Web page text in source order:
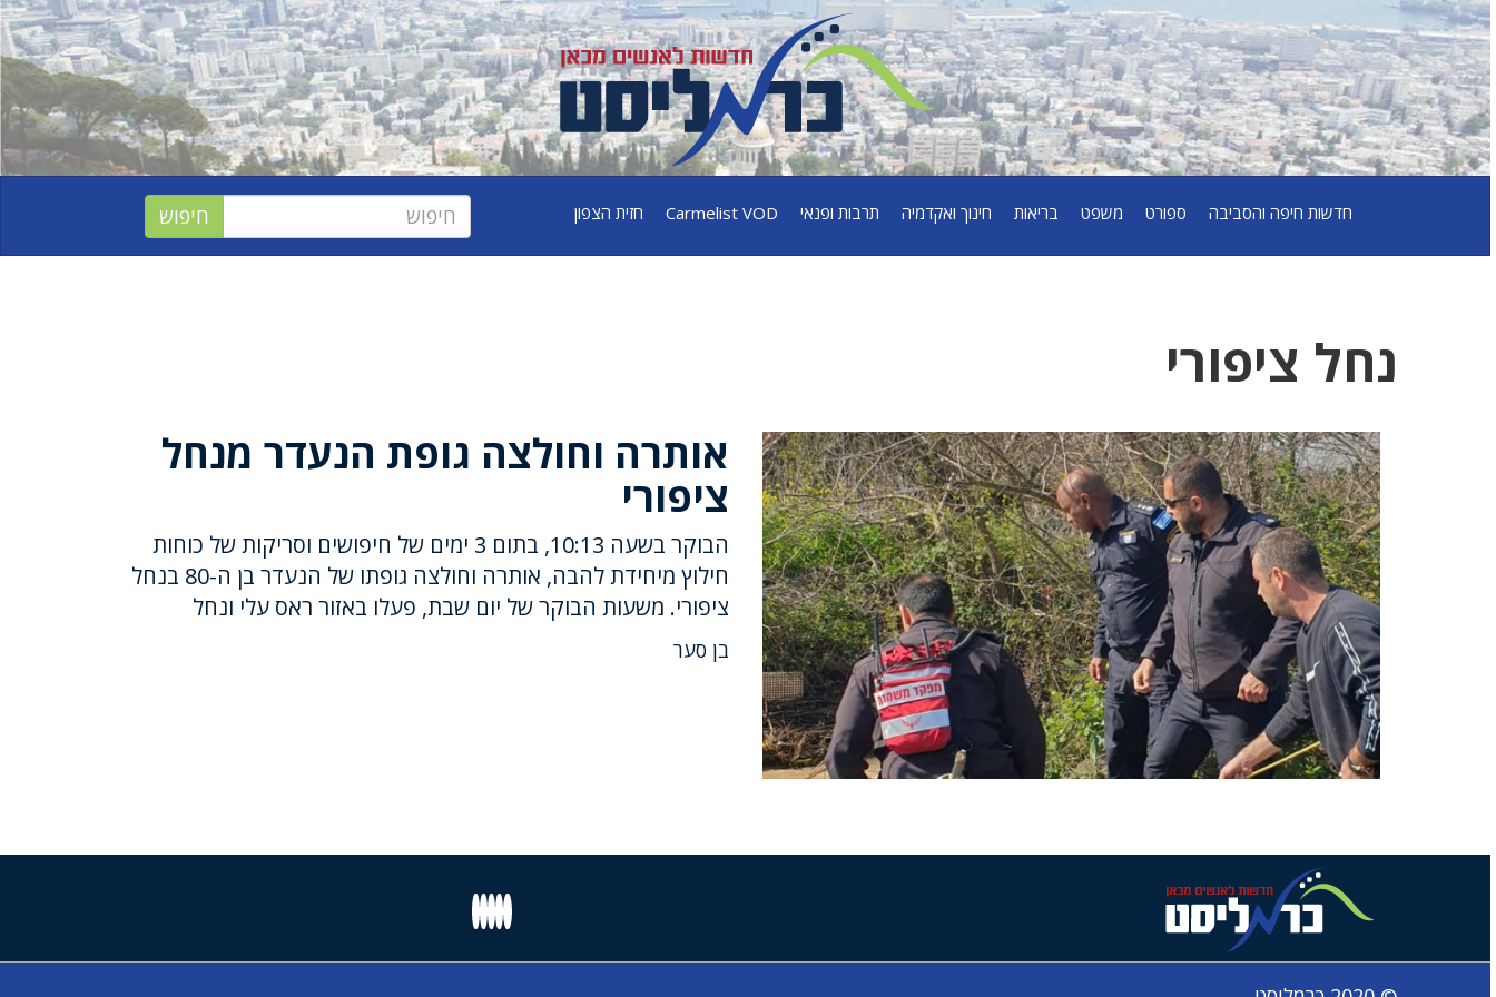
חדשות חיפה והסביבה ספורט משפט בריאות חינוך ואקדמיה תרבות ופנאי Carmelist VOD חזית הצפון
נחל ציפורי
אותרה וחולצה גופת הנעדר מנחל
ציפורי
הבוקר בשעה 10:13, בתום 3 ימים של חיפושים וסריקות של כוחות
חילוץ מיחידת להבה, אותרה וחולצה גופתו של הנעדר בן ה-80 בנחל
ציפורי. משעות הבוקר של יום שבת, פעלו באזור ראס עלי ונחל
בן סער